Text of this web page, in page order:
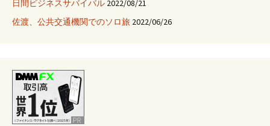
日間ビジネスサバイバル 2022/08/21
佐渡、公共交通機関でのソロ旅 2022/06/26